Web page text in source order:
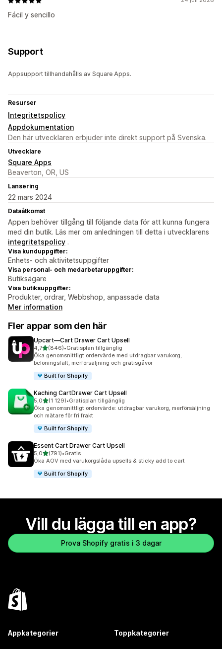
Fácil y sencillo
Support
Appsupport tillhandahålls av Square Apps.
Resurser
Integritetspolicy
Appdokumentation
Den här utvecklaren erbjuder inte direkt support på Svenska.
Utvecklare
Square Apps
Beaverton, OR, US
Lansering
22 mars 2024
Dataåtkomst
Appen behöver tillgång till följande data för att kunna fungera
med din butik. Läs mer om anledningen till detta i utvecklarens
integritetspolicy .
Visa kunduppgifter:
Enhets- och aktivitetsuppgifter
Visa personal- och medarbetaruppgifter:
Butiksägare
Visa butiksuppgifter:
Produkter, ordrar, Webbshop, anpassade data
Mer information
Fler appar som den här
Upcart—Cart Drawer Cart Upsell
4,7av 5 stjärnor
(846)
846 recensioner totalt
•Gratisplan tillgänglig
Öka genomsnittligt ordervärde med utdragbar varukorg,
belöningsfält, merförsäljning och gratisgåvor
Built for Shopify
Kaching CartDrawer Cart Upsell
5,0av 5 stjärnor
(1 129)
1129 recensioner totalt
•Gratisplan tillgänglig
Öka genomsnittligt ordervärde: utdragbar varukorg, merförsäljning
och mätare för fri frakt
Built for Shopify
Essent Cart Drawer Cart Upsell
5,0av 5 stjärnor
(791)
791 recensioner totalt
•Gratis
Öka AOV med varukorgslåda upsells & sticky add to cart
Built for Shopify
Vill du lägga till en app?
Prova Shopify gratis i 3 dagar
Appkategorier Toppkategorier